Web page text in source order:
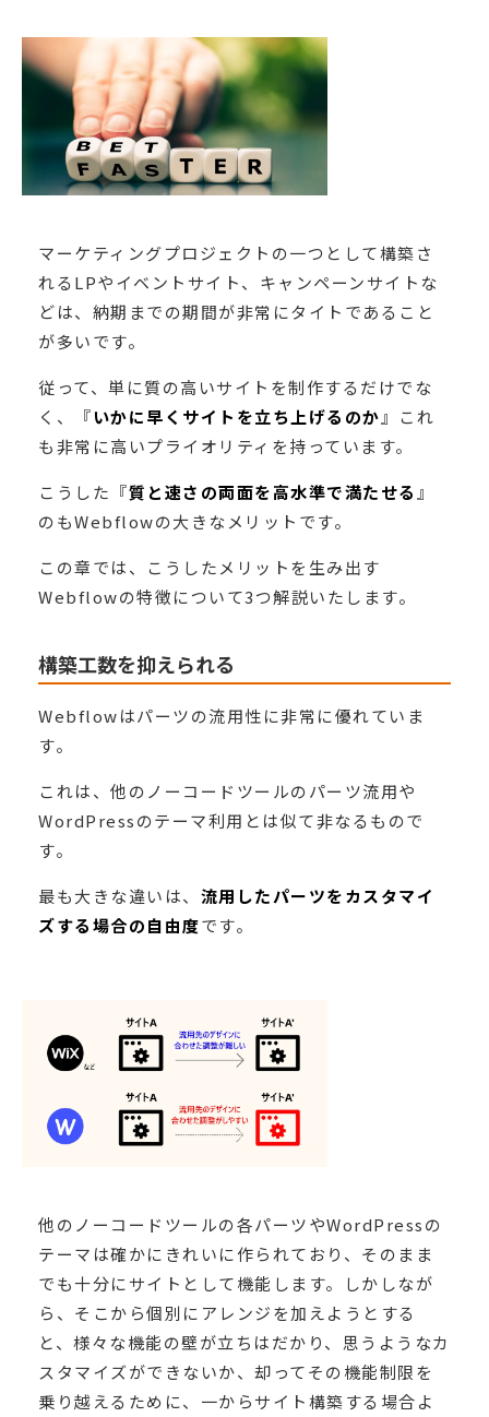
マーケティングプロジェクトの一つとして構築さ
れるLPやイベントサイト、キャンペーンサイトな
どは、納期までの期間が非常にタイトであること
が多いです。
従って、単に質の高いサイトを制作するだけでな
く、『いかに早くサイトを立ち上げるのか 』これ
も非常に高いプライオリティを持っています。
こうした『質と速さの両面を高水準で満たせる 』
のもWebflowの大きなメリットです。
この章では、こうしたメリットを生み出す
Webflowの特徴について3つ解説いたします。
構築工数を抑えられる
Webflowはパーツの流用性に非常に優れていま
す。
これは、他のノーコードツールのパーツ流用や
WordPressのテーマ利用とは似て非なるもので
す。
最も大きな違いは、 流用したパーツをカスタマイ
ズする場合の自由度です。
他のノーコードツールの各パーツやWordPressの
テーマは確かにきれいに作られており、そのまま
でも十分にサイトとして機能します。しかしなが
ら、そこから個別にアレンジを加えようとする
と、様々な機能の壁が立ちはだかり、思うようなカ
スタマイズができないか、却ってその機能制限を
乗り越えるために、一からサイト構築する場合よ